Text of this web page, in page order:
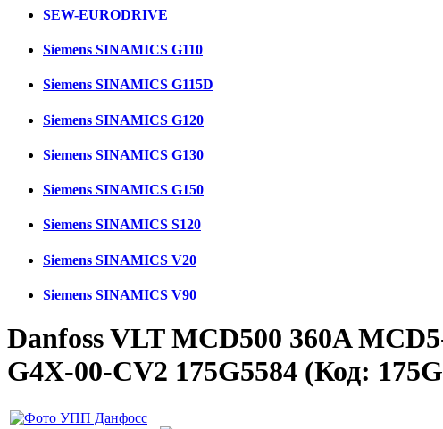
SEW-EURODRIVE
Siemens SINAMICS G110
Siemens SINAMICS G115D
Siemens SINAMICS G120
Siemens SINAMICS G130
Siemens SINAMICS G150
Siemens SINAMICS S120
Siemens SINAMICS V20
Siemens SINAMICS V90
Danfoss VLT MCD500 360A
G4X-00-CV2 175G5584 (Код: